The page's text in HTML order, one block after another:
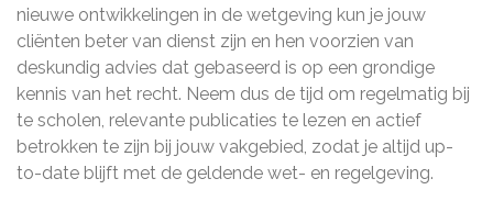
nieuwe ontwikkelingen in de wetgeving kun je jouw
cliënten beter van dienst zijn en hen voorzien van
deskundig advies dat gebaseerd is op een grondige
kennis van het recht. Neem dus de tijd om regelmatig bij
te scholen, relevante publicaties te lezen en actief
betrokken te zijn bij jouw vakgebied, zodat je altijd up-
to-date blijft met de geldende wet- en regelgeving.